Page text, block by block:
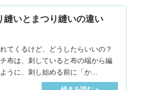
いとまつり縫いの違い
てくるけど、どうしたらいいの？
布は、刺していると布の端から編
うに、刺し始める前に「か...